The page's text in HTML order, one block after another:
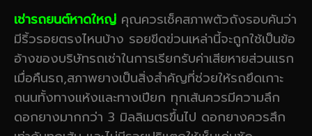
เช่ารถยนต์หาดใหญ่ คุณควรเช็คสภาพตัวถังรอบคันว่า
มีริ้วรอยตรงไหนบ้าง รอยขีดข่วนเหล่านี้จะถูกใช้เป็นข้อ
อ้างของบริษัทรถเช่าในการเรียกรับค่าเสียหายส่วนแรก
เมื่อคืนรถ,สภาพยางเป็นสิ่งสำคัญที่ช่วยให้รถยึดเกาะ
ถนนทั้งทางแห้งและทางเปียก ทุกเส้นควรมีความลึก
ดอกยางมากกว่า 3 มิลลิเมตรขึ้นไป ดอกยางควรสึก